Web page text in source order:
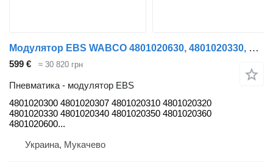
Модулятор EBS WABCO 4801020630, 4801020330, 4801020607 PREMIUM 4801020300 для полуприцепа WABCO Wabco tebs E
599 € ≈ 30 820 грн
Пневматика - модулятор EBS
4801020300 4801020307 4801020310 4801020320
4801020330 4801020340 4801020350 4801020360
4801020600...
Украина, Мукачево